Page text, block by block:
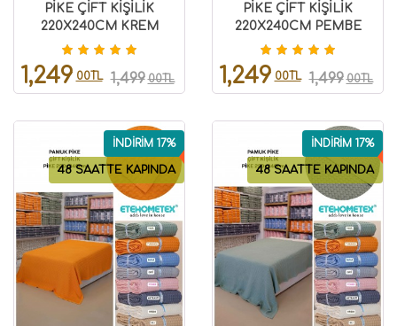
PİKE ÇİFT KİŞİLİK
220X240CM KREM
8696474231654
1,249 00TL 1,499 00TL
PİKE ÇİFT KİŞİLİK
220X240CM PEMBE
8696474231846
1,249 00TL 1,499 00TL
48 SAATTE KAPINDA
İNDİRİM 17%
48 SAATTE KAPINDA
İNDİRİM 17%